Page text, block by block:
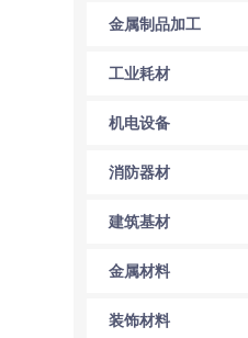
金属制品加工
工业耗材
机电设备
消防器材
建筑基材
金属材料
装饰材料